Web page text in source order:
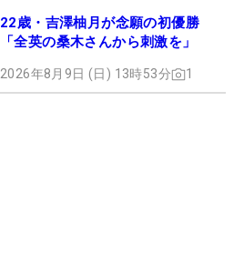
22歳・吉澤柚月が念願の初優勝
「全英の桑木さんから刺激を」
2026年8月9日 (日) 13時53分 1